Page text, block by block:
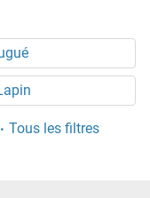
Tous les filtres